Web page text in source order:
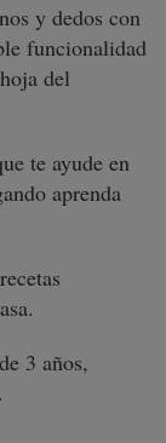
y dedos con
funcionalidad
del
te ayude en
aprenda
3 años,